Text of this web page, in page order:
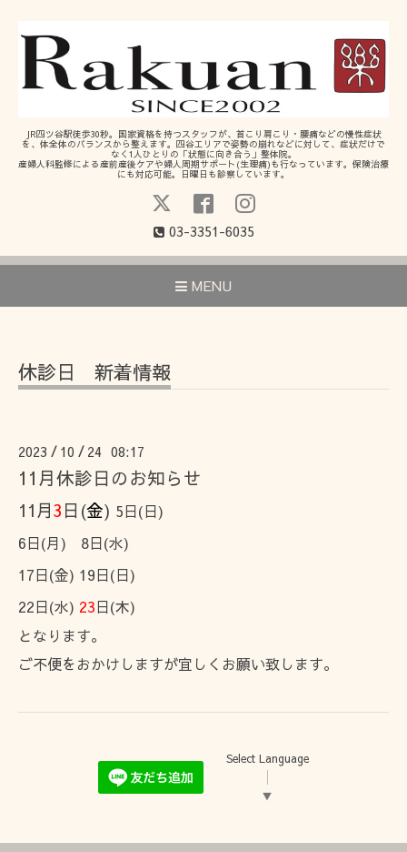
JR四ツ谷駅徒歩30秒。国家資格を持つスタッフが、首こり肩こり・腰痛などの慢性症状
を、体全体のバランスから整えます。四谷エリアで姿勢の崩れなどに対して、症状だけで
なく1人ひとりの「状態に向き合う」整体院。
産婦人科監修による産前産後ケアや婦人周期サポート(生理痛)も行なっています。保険治療
にも対応可能。日曜日も診察しています。
03-3351-6035
MENU
休診日 新着情報
2023 / 10 / 24 08:17
11月休診日のお知らせ
11月3日(金) 5日(日)
6日(月) 8日(水)
17日(金) 19日(日)
22日(水) 23日(木)
となります。
ご不便をおかけしますが宜しくお願い致します。
Select Language
▼